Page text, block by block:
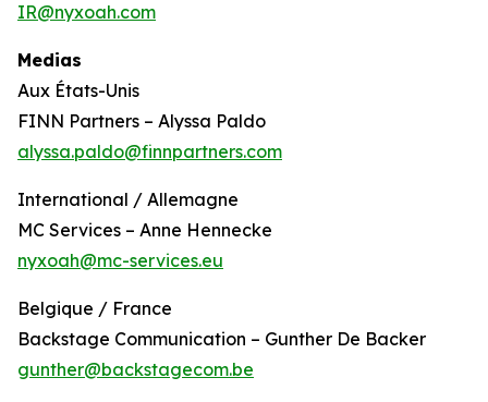
IR@nyxoah.com
Medias
Aux États-Unis
FINN Partners – Alyssa Paldo
alyssa.paldo@finnpartners.com
International / Allemagne
MC Services – Anne Hennecke
nyxoah@mc-services.eu
Belgique / France
Backstage Communication – Gunther De Backer
gunther@backstagecom.be